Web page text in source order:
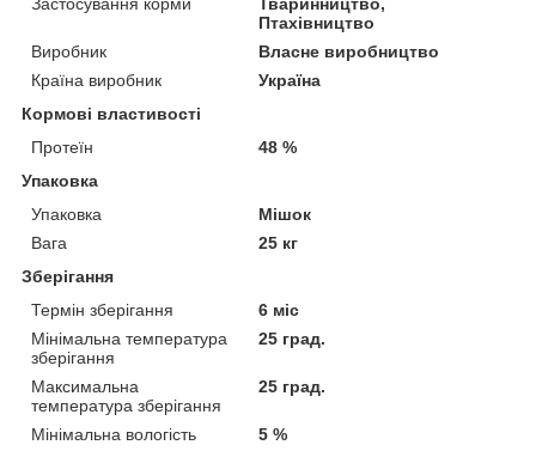
Птахівництво
Виробник
Власне виробництво
Країна виробник
Україна
Кормові властивості
Протеїн
48 %
Упаковка
Упаковка
Мішок
Вага
25 кг
Зберігання
Термін зберігання
6 міс
Мінімальна температура
зберігання
25 град.
Максимальна
температура зберігання
25 град.
Мінімальна вологість
5 %